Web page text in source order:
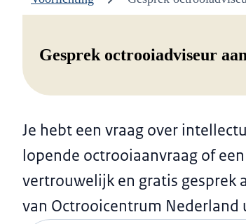
Gesprek octrooiadviseur
Je hebt een vraag over
lopende octrooiaanvraag of
vertrouwelijk en gratis gesprek
van Octrooicentrum Nederland